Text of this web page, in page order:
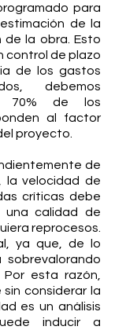
para
de la
de la obra. Esto
control de plazo
de los gastos
debemos
70% de los
al factor
proyecto.
de
la velocidad de
críticas debe
una calidad de
reprocesos.
ya que, de lo
esta razón,
considerar la
es un análisis
inducir a